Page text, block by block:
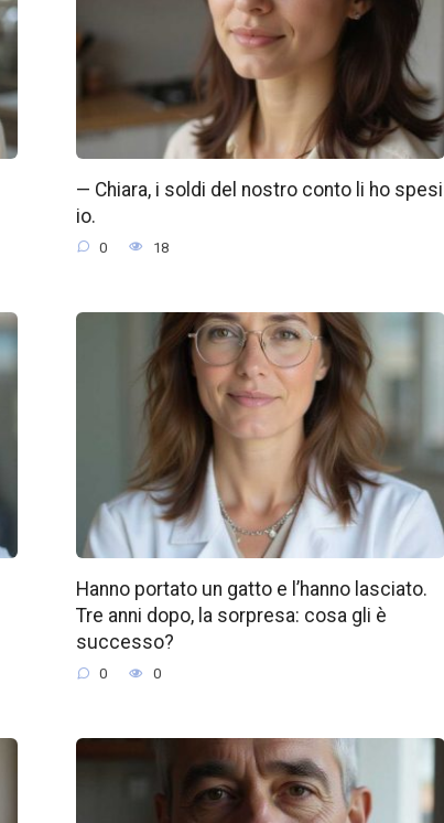
— Chiara, i soldi del nostro conto li ho spesi
io.
0 18
Hanno portato un gatto e l’hanno lasciato.
Tre anni dopo, la sorpresa: cosa gli è
successo?
0 0